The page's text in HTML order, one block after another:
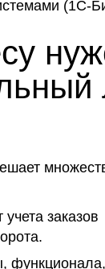
(1С-
заказов